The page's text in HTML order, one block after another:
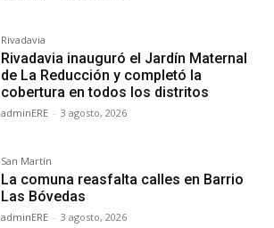
Rivadavia
Rivadavia inauguró el Jardín Maternal
de La Reducción y completó la
cobertura en todos los distritos
adminERE - 3 agosto, 2026
San Martín
La comuna reasfalta calles en Barrio
Las Bóvedas
adminERE - 3 agosto, 2026